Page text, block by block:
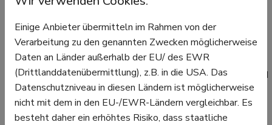
Wasser: Kürbisse bestehen zu einem großen Teil aus
Wasser, was sie zu einer kalorienarmen und
hydratisierenden Nahrung macht.
Außerdem enthalten Kürbiskerne wertvolle Proteine und
ungesättigte Fettsäuren.
Einige Anbieter übermitteln im Rahmen von der
Verarbeitung zu den genannten Zwecken möglicherweise
Daten an Länder außerhalb der EU/ des EWR
(Drittlanddatenübermittlung), z.B. in die USA. Das
Datenschutzniveau in diesen Ländern ist möglicherweise
nicht mit dem in den EU-/EWR-Ländern vergleichbar. Es
besteht daher ein erhöhtes Risiko, dass staatliche